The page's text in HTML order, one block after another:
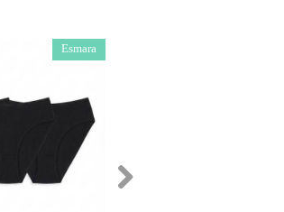
Esmara